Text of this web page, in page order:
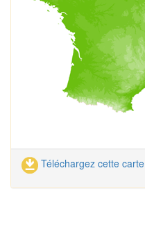
Téléchargez cette carte